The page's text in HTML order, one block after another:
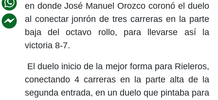
en donde José Manuel Orozco coronó el duelo
al conectar jonrón de tres carreras en la parte
baja del octavo rollo, para llevarse así la
victoria 8-7.
El duelo inicio de la mejor forma para Rieleros,
conectando 4 carreras en la parte alta de la
segunda entrada, en un duelo que pintaba para